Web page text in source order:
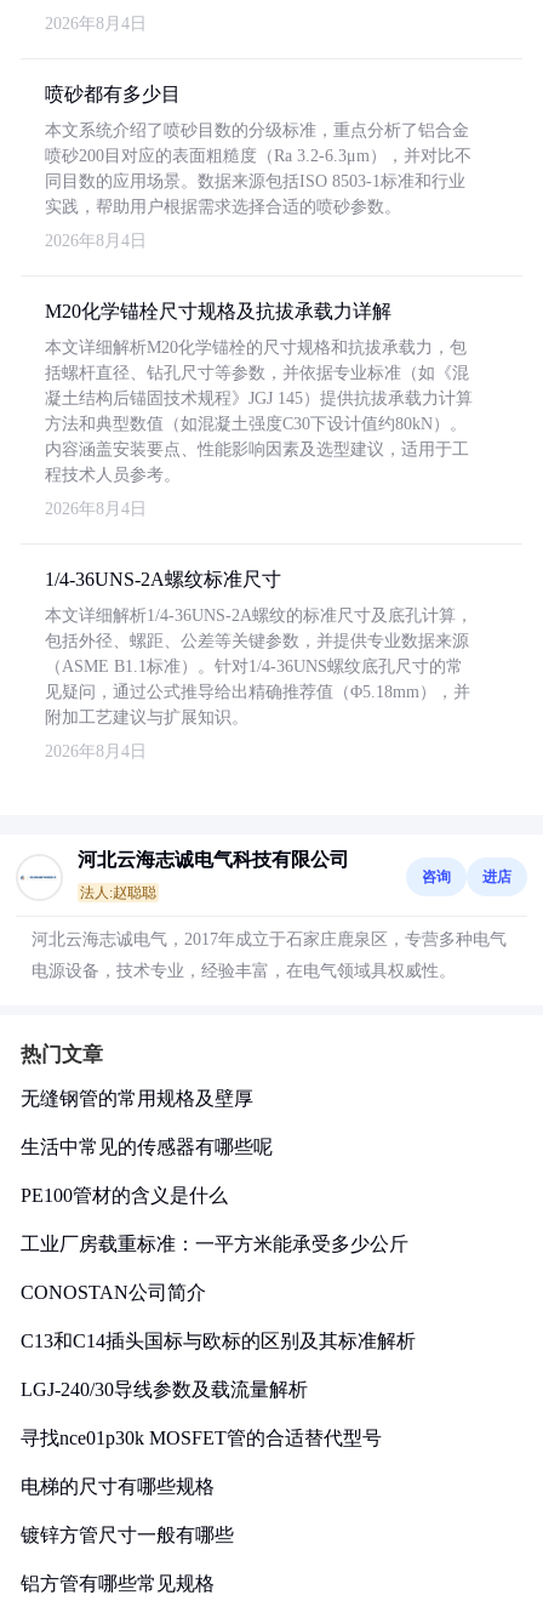
2026年8月4日
喷砂都有多少目
本文系统介绍了喷砂目数的分级标准，重点分析了铝合金
喷砂200目对应的表面粗糙度（Ra 3.2-6.3μm），并对比不
同目数的应用场景。数据来源包括ISO 8503-1标准和行业
实践，帮助用户根据需求选择合适的喷砂参数。
2026年8月4日
M20化学锚栓尺寸规格及抗拔承载力详解
本文详细解析M20化学锚栓的尺寸规格和抗拔承载力，包
括螺杆直径、钻孔尺寸等参数，并依据专业标准（如《混
凝土结构后锚固技术规程》JGJ 145）提供抗拔承载力计算
方法和典型数值（如混凝土强度C30下设计值约80kN）。
内容涵盖安装要点、性能影响因素及选型建议，适用于工
程技术人员参考。
2026年8月4日
1/4-36UNS-2A螺纹标准尺寸
本文详细解析1/4-36UNS-2A螺纹的标准尺寸及底孔计算，
包括外径、螺距、公差等关键参数，并提供专业数据来源
（ASME B1.1标准）。针对1/4-36UNS螺纹底孔尺寸的常
见疑问，通过公式推导给出精确推荐值（Φ5.18mm），并
附加工艺建议与扩展知识。
2026年8月4日
河北云海志诚电气科技有限公司
法人:赵聪聪
咨询 进店
河北云海志诚电气，2017年成立于石家庄鹿泉区，专营多种电气
电源设备，技术专业，经验丰富，在电气领域具权威性。
热门文章
无缝钢管的常用规格及壁厚
生活中常见的传感器有哪些呢
PE100管材的含义是什么
工业厂房载重标准：一平方米能承受多少公斤
CONOSTAN公司简介
C13和C14插头国标与欧标的区别及其标准解析
LGJ-240/30导线参数及载流量解析
寻找nce01p30k MOSFET管的合适替代型号
电梯的尺寸有哪些规格
镀锌方管尺寸一般有哪些
铝方管有哪些常见规格